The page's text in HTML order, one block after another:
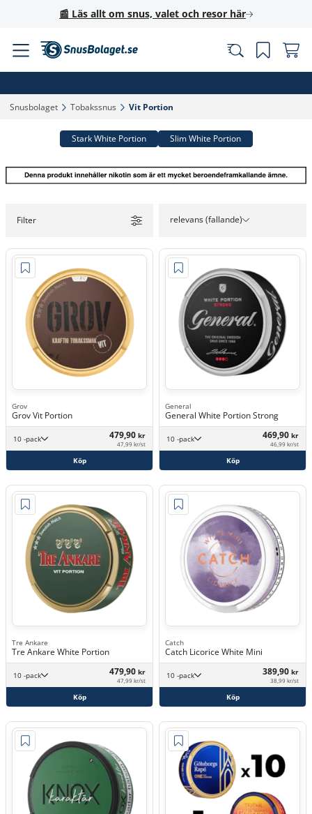
📰 Läs allt om snus, valet och resor här
Snusbolaget‎ Tobakssnus‎ Vit Portion‎
Stark White Portion Slim White Portion
Filter relevans (fallande)
Grov
Grov Vit Portion
10 -pack 479,90 kr
47,99 kr/st
Köp
General
General White Portion Strong
10 -pack 469,90 kr
46,99 kr/st
Köp
Tre Ankare
Tre Ankare White Portion
10 -pack 479,90 kr
47,99 kr/st
Köp
Catch
Catch Licorice White Mini
10 -pack 389,90 kr
38,99 kr/st
Köp